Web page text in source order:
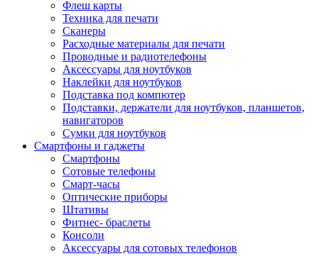
Флеш карты
Техника для печати
Сканеры
Расходные материалы для печати
Проводные и радиотелефоны
Аксессуары для ноутбуков
Наклейки для ноутбуков
Подставка под компютер
Подставки, держатели для ноутбуков, планшетов,
навигаторов
Сумки для ноутбуков
Смартфоны и гаджеты
Смартфоны
Сотовые телефоны
Смарт-часы
Оптические приборы
Штативы
Фитнес- браслеты
Консоли
Аксессуары для сотовых телефонов